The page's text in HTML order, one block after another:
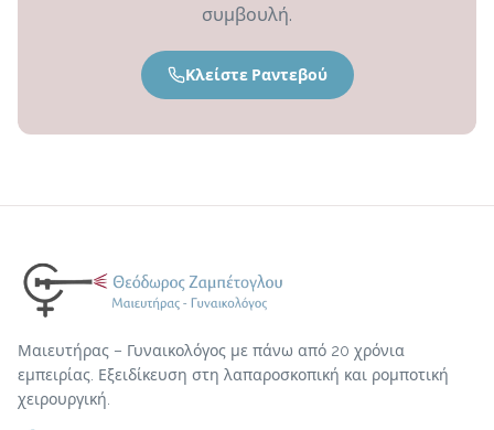
συμβουλή.
Κλείστε Ραντεβού
Μαιευτήρας – Γυναικολόγος με πάνω από 20 χρόνια
εμπειρίας. Εξειδίκευση στη λαπαροσκοπική και ρομποτική
χειρουργική.